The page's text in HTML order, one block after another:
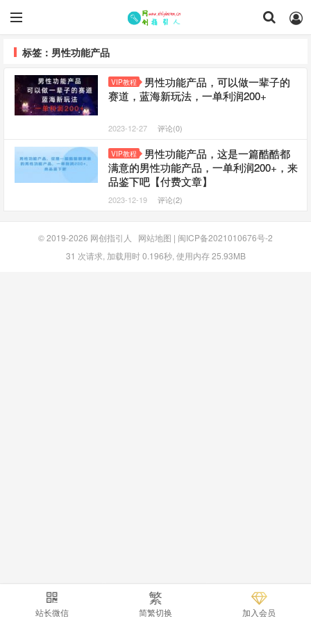
标签：男性功能产品
VIP教程
男性功能产品，可以做一辈子的
赛道，蓝海新玩法，一单利润200+
2023-12-27 评论(0)
VIP教程
男性功能产品，这‮一是‬篇酷‮都酷‬
满意的男性功‮产能‬品，‮单一‬利润200+，来‮
鉴品‬下吧【付费文章】
2023-12-19 评论(2)
© 2019-2026 网创指引人 网站地图 | 闽ICP备2021010676号-2
31 次请求, 加载用时 0.196秒, 使用内存 25.93MB
站长微信
繁
简繁切换 加入会员